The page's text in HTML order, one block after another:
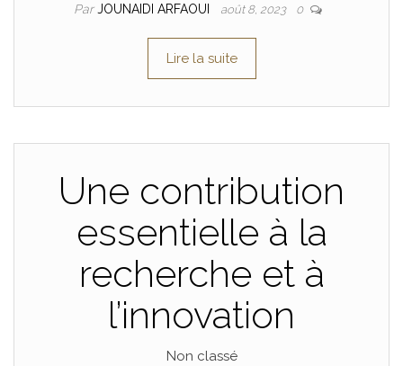
ParJOUNAIDI ARFAOUI août 8, 2023 0
Lire la suite
Une contribution
essentielle à la
recherche et à
l’innovation
Non classé